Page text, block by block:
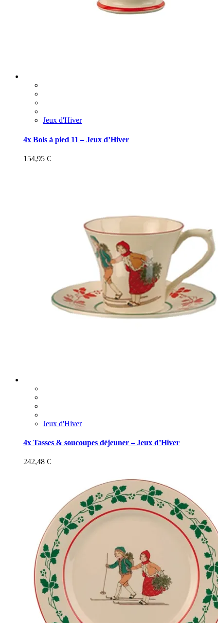
Jeux d'Hiver
4x Bols à pied 11 – Jeux d’Hiver
154,95 €
Jeux d'Hiver
4x Tasses & soucoupes déjeuner – Jeux d’Hiver
242,48 €